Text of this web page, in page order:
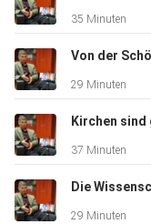
35 Minuten
29 Minuten
Kirchen
37 Minuten
29 Minuten